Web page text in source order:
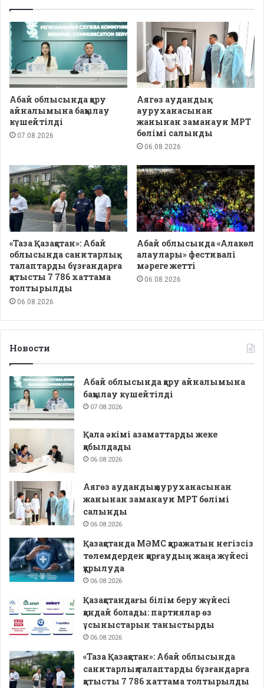
Абай облысында қару
айналымына бақылау
күшейтілді
07.08.2026
Аягөз аудандық
ауруханасынан
жанынан заманауи МРТ
бөлімі салынды
06.08.2026
«Таза Қазақстан»: Абай
облысында санитарлық
талаптарды бұзғандарға
қатысты 7 786 хаттама
толтырылды
06.08.2026
Абай облысында «Алакөл
алаулары» фестивалі
мәреге жетті
06.08.2026
Новости
Абай облысында қару айналымына
бақылау күшейтілді
07.08.2026
Қала әкімі азаматтарды жеке
қабылдады
06.08.2026
Аягөз аудандық ауруханасынан
жанынан заманауи МРТ бөлімі
салынды
06.08.2026
Қазақстанда МӘМС қаражатын негізсіз
төлемдерден қорғаудың жаңа жүйесі
құрылуда
06.08.2026
Қазақстандағы білім беру жүйесі
қандай болады: партиялар өз
ұсыныстарын таныстырды
06.08.2026
«Таза Қазақстан»: Абай облысында
санитарлық талаптарды бұзғандарға
қатысты 7 786 хаттама толтырылды